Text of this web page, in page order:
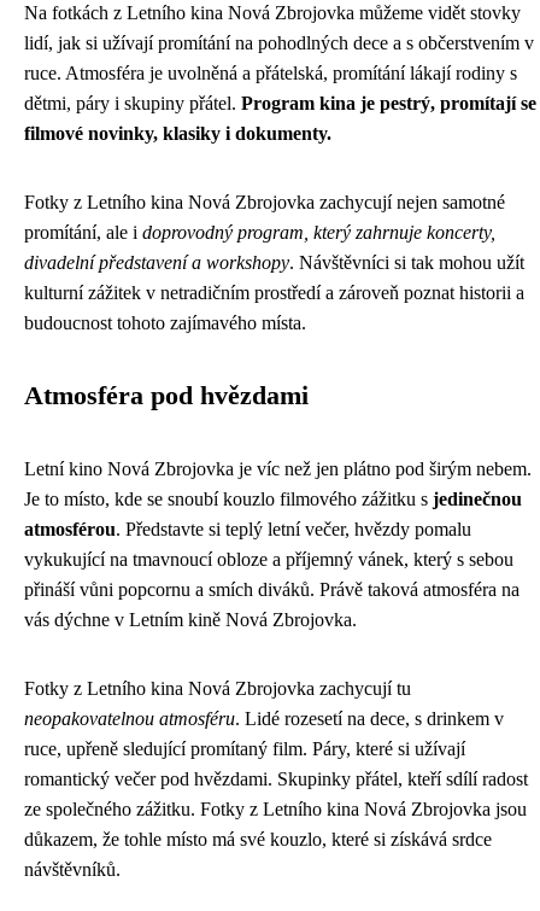
Na fotkách z Letního kina Nová Zbrojovka můžeme vidět stovky
lidí, jak si užívají promítání na pohodlných dece a s občerstvením v
ruce. Atmosféra je uvolněná a přátelská, promítání lákají rodiny s
dětmi, páry i skupiny přátel. Program kina je pestrý, promítají se
filmové novinky, klasiky i dokumenty.
Fotky z Letního kina Nová Zbrojovka zachycují nejen samotné
promítání, ale i doprovodný program, který zahrnuje koncerty,
divadelní představení a workshopy. Návštěvníci si tak mohou užít
kulturní zážitek v netradičním prostředí a zároveň poznat historii a
budoucnost tohoto zajímavého místa.
Atmosféra pod hvězdami
Letní kino Nová Zbrojovka je víc než jen plátno pod širým nebem.
Je to místo, kde se snoubí kouzlo filmového zážitku s jedinečnou
atmosférou. Představte si teplý letní večer, hvězdy pomalu
vykukující na tmavnoucí obloze a příjemný vánek, který s sebou
přináší vůni popcornu a smích diváků. Právě taková atmosféra na
vás dýchne v Letním kině Nová Zbrojovka.
Fotky z Letního kina Nová Zbrojovka zachycují tu
neopakovatelnou atmosféru. Lidé rozesetí na dece, s drinkem v
ruce, upřeně sledující promítaný film. Páry, které si užívají
romantický večer pod hvězdami. Skupinky přátel, kteří sdílí radost
ze společného zážitku. Fotky z Letního kina Nová Zbrojovka jsou
důkazem, že tohle místo má své kouzlo, které si získává srdce
návštěvníků.